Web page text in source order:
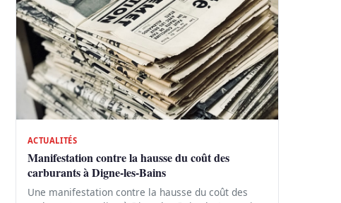
ACTUALITÉS
Manifestation contre la hausse du coût des
carburants à Digne-les-Bains
Une manifestation contre la hausse du coût des